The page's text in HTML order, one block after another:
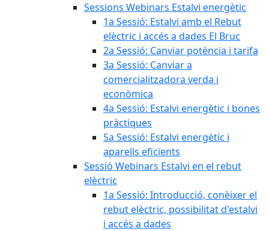
Sessions Webinars Estalvi energètic
1a Sessió: Estalvi amb el Rebut
elèctric i accés a dades El Bruc
2a Sessió: Canviar potència i tarifa
3a Sessió: Canviar a
comercialitzadora verda i
econòmica
4a Sessió: Estalvi energètic i bones
pràctiques
5a Sessió: Estalvi energètic i
aparells eficients
Sessió Webinars Estalvi en el rebut
elèctric
1a Sessió: Introducció, conèixer el
rebut elèctric, possibilitat d'estalvi
i accés a dades